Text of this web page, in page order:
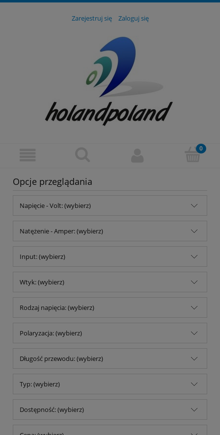
Zarejestruj się Zaloguj się
Opcje przeglądania
Napięcie - Volt: (wybierz)
Natężenie - Amper: (wybierz)
Input: (wybierz)
Wtyk: (wybierz)
Rodzaj napięcia: (wybierz)
Polaryzacja: (wybierz)
Długość przewodu: (wybierz)
Typ: (wybierz)
Dostępność: (wybierz)